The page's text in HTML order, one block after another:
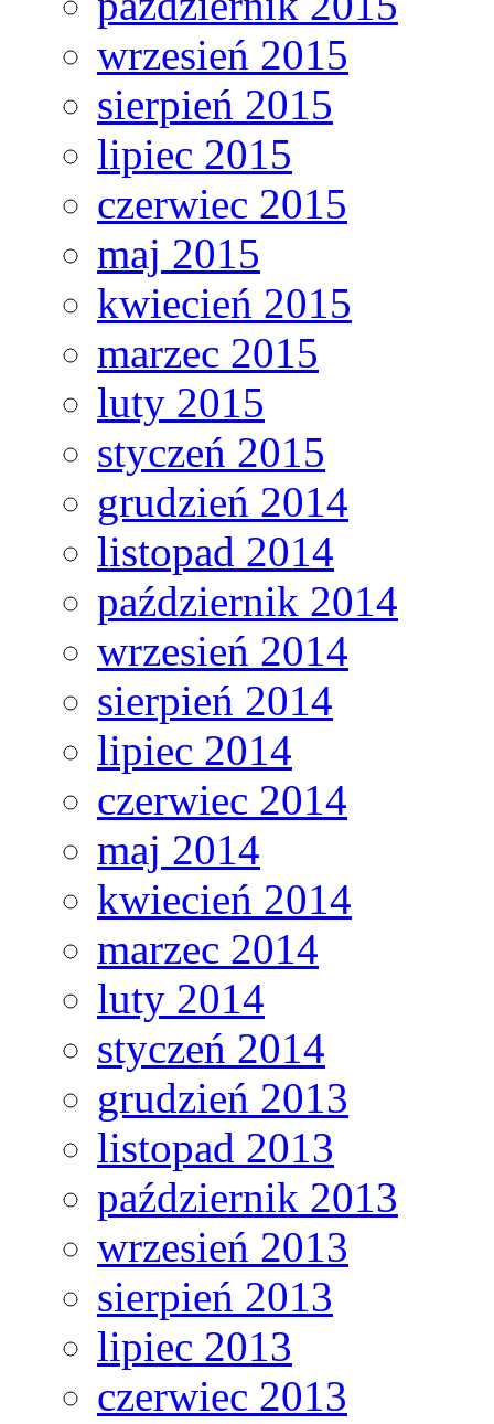
wrzesień 2015
sierpień 2015
lipiec 2015
czerwiec 2015
maj 2015
kwiecień 2015
marzec 2015
luty 2015
styczeń 2015
grudzień 2014
listopad 2014
październik 2014
wrzesień 2014
sierpień 2014
lipiec 2014
czerwiec 2014
maj 2014
kwiecień 2014
marzec 2014
luty 2014
styczeń 2014
grudzień 2013
listopad 2013
październik 2013
wrzesień 2013
sierpień 2013
lipiec 2013
czerwiec 2013